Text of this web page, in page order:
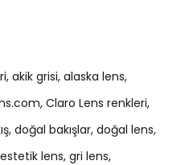
akik grisi alaska lens
Claro Lens renkleri
doğal bakışlar doğal lens
estetik lens gri lens